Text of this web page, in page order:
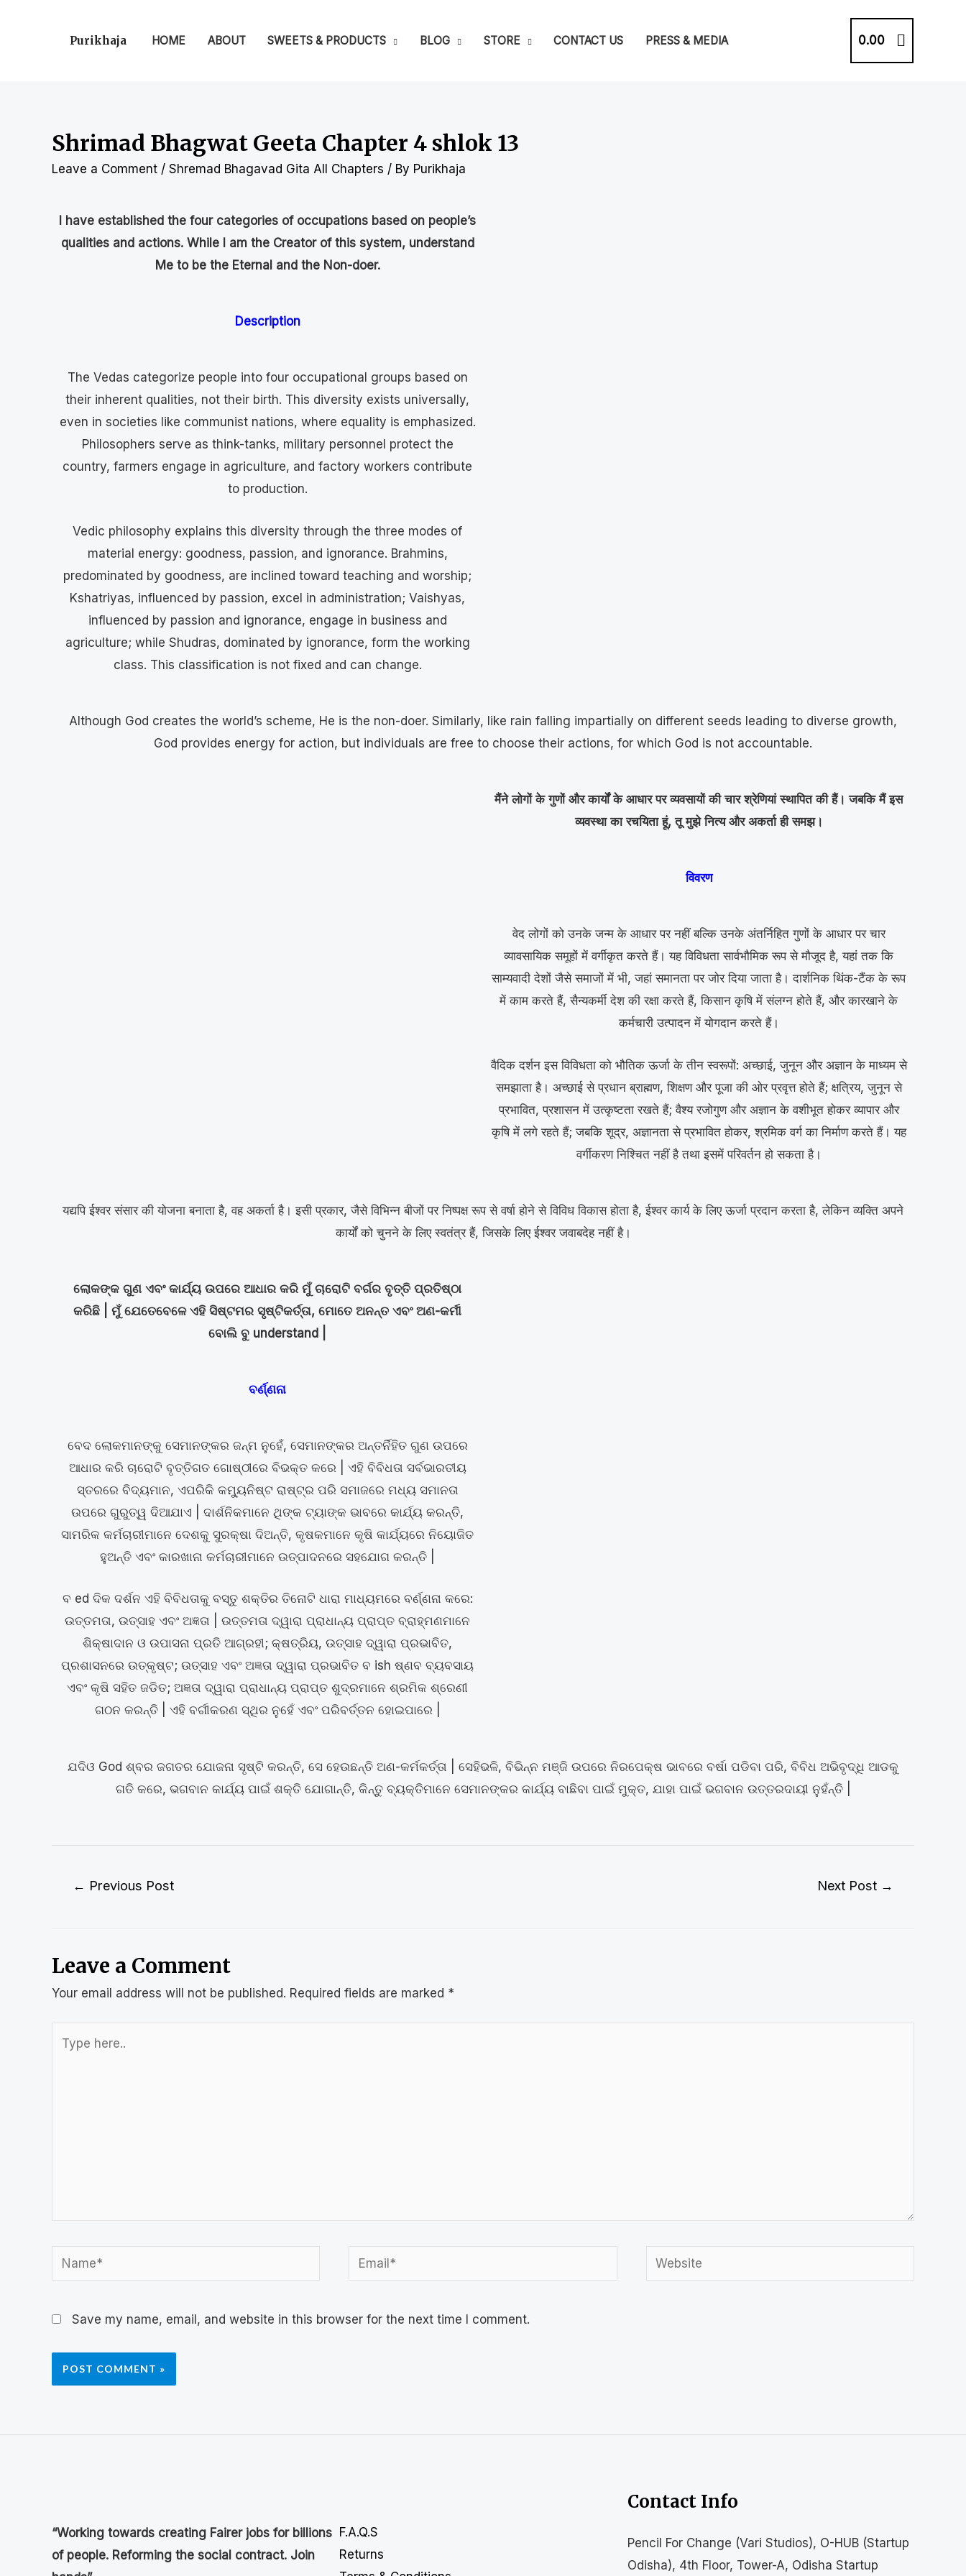
Purikhaja HOME ABOUT SWEETS & PRODUCTS BLOG STORE CONTACT US PRESS & MEDIA 0.00
Shrimad Bhagwat Geeta Chapter 4 shlok 13
Leave a Comment / Shremad Bhagavad Gita All Chapters / By Purikhaja
I have established the four categories of occupations based on people’s
qualities and actions. While I am the Creator of this system, understand
Me to be the Eternal and the Non-doer.
Description
The Vedas categorize people into four occupational groups based on
their inherent qualities, not their birth. This diversity exists universally,
even in societies like communist nations, where equality is emphasized.
Philosophers serve as think-tanks, military personnel protect the
country, farmers engage in agriculture, and factory workers contribute
to production.
Vedic philosophy explains this diversity through the three modes of
material energy: goodness, passion, and ignorance. Brahmins,
predominated by goodness, are inclined toward teaching and worship;
Kshatriyas, influenced by passion, excel in administration; Vaishyas,
influenced by passion and ignorance, engage in business and
agriculture; while Shudras, dominated by ignorance, form the working
class. This classification is not fixed and can change.
Although God creates the world’s scheme, He is the non-doer. Similarly, like rain falling impartially on different seeds leading to diverse growth,
God provides energy for action, but individuals are free to choose their actions, for which God is not accountable.
मैंने लोगों के गुणों और कार्यों के आधार पर व्यवसायों की चार श्रेणियां स्थापित की हैं। जबकि मैं इस
व्यवस्था का रचयिता हूं, तू मुझे नित्य और अकर्ता ही समझ।
विवरण
वेद लोगों को उनके जन्म के आधार पर नहीं बल्कि उनके अंतर्निहित गुणों के आधार पर चार
व्यावसायिक समूहों में वर्गीकृत करते हैं। यह विविधता सार्वभौमिक रूप से मौजूद है, यहां तक ​​कि
साम्यवादी देशों जैसे समाजों में भी, जहां समानता पर जोर दिया जाता है। दार्शनिक थिंक-टैंक के रूप
में काम करते हैं, सैन्यकर्मी देश की रक्षा करते हैं, किसान कृषि में संलग्न होते हैं, और कारखाने के
कर्मचारी उत्पादन में योगदान करते हैं।
वैदिक दर्शन इस विविधता को भौतिक ऊर्जा के तीन स्वरूपों: अच्छाई, जुनून और अज्ञान के माध्यम से
समझाता है। अच्छाई से प्रधान ब्राह्मण, शिक्षण और पूजा की ओर प्रवृत्त होते हैं; क्षत्रिय, जुनून से
प्रभावित, प्रशासन में उत्कृष्टता रखते हैं; वैश्य रजोगुण और अज्ञान के वशीभूत होकर व्यापार और
कृषि में लगे रहते हैं; जबकि शूद्र, अज्ञानता से प्रभावित होकर, श्रमिक वर्ग का निर्माण करते हैं। यह
वर्गीकरण निश्चित नहीं है तथा इसमें परिवर्तन हो सकता है।
यद्यपि ईश्वर संसार की योजना बनाता है, वह अकर्ता है। इसी प्रकार, जैसे विभिन्न बीजों पर निष्पक्ष रूप से वर्षा होने से विविध विकास होता है, ईश्वर कार्य के लिए ऊर्जा प्रदान करता है, लेकिन व्यक्ति अपने
कार्यों को चुनने के लिए स्वतंत्र हैं, जिसके लिए ईश्वर जवाबदेह नहीं है।
ଲୋକଙ୍କ ଗୁଣ ଏବଂ କାର୍ଯ୍ୟ ଉପରେ ଆଧାର କରି ମୁଁ ଚାରୋଟି ବର୍ଗର ବୃତ୍ତି ପ୍ରତିଷ୍ଠା
କରିଛି | ମୁଁ ଯେତେବେଳେ ଏହି ସିଷ୍ଟମର ସୃଷ୍ଟିକର୍ତ୍ତା, ମୋତେ ଅନନ୍ତ ଏବଂ ଅଣ-କର୍ମୀ
ବୋଲି ବୁ understand |
ବର୍ଣ୍ଣନା
ବେଦ ଲୋକମାନଙ୍କୁ ସେମାନଙ୍କର ଜନ୍ମ ନୁହେଁ, ସେମାନଙ୍କର ଅନ୍ତର୍ନିହିତ ଗୁଣ ଉପରେ
ଆଧାର କରି ଚାରୋଟି ବୃତ୍ତିଗତ ଗୋଷ୍ଠୀରେ ବିଭକ୍ତ କରେ | ଏହି ବିବିଧତା ସର୍ବଭାରତୀୟ
ସ୍ତରରେ ବିଦ୍ୟମାନ, ଏପରିକି କମ୍ୟୁନିଷ୍ଟ ରାଷ୍ଟ୍ର ପରି ସମାଜରେ ମଧ୍ୟ ସମାନତା
ଉପରେ ଗୁରୁତ୍ୱ ଦିଆଯାଏ | ଦାର୍ଶନିକମାନେ ଥିଙ୍କ ଟ୍ୟାଙ୍କ ଭାବରେ କାର୍ଯ୍ୟ କରନ୍ତି,
ସାମରିକ କର୍ମଚାରୀମାନେ ଦେଶକୁ ସୁରକ୍ଷା ଦିଅନ୍ତି, କୃଷକମାନେ କୃଷି କାର୍ଯ୍ୟରେ ନିୟୋଜିତ
ହୁଅନ୍ତି ଏବଂ କାରଖାନା କର୍ମଚାରୀମାନେ ଉତ୍ପାଦନରେ ସହଯୋଗ କରନ୍ତି |
ବ ed ଦିକ ଦର୍ଶନ ଏହି ବିବିଧତାକୁ ବସ୍ତୁ ଶକ୍ତିର ତିନୋଟି ଧାରା ମାଧ୍ୟମରେ ବର୍ଣ୍ଣନା କରେ:
ଉତ୍ତମତା, ଉତ୍ସାହ ଏବଂ ଅଜ୍ଞତା | ଉତ୍ତମତା ଦ୍ୱାରା ପ୍ରାଧାନ୍ୟ ପ୍ରାପ୍ତ ବ୍ରାହ୍ମଣମାନେ
ଶିକ୍ଷାଦାନ ଓ ଉପାସନା ପ୍ରତି ଆଗ୍ରହୀ; କ୍ଷତ୍ରିୟ, ଉତ୍ସାହ ଦ୍ୱାରା ପ୍ରଭାବିତ,
ପ୍ରଶାସନରେ ଉତ୍କୃଷ୍ଟ; ଉତ୍ସାହ ଏବଂ ଅଜ୍ଞତା ଦ୍ୱାରା ପ୍ରଭାବିତ ବ ish ଷ୍ଣବ ବ୍ୟବସାୟ
ଏବଂ କୃଷି ସହିତ ଜଡିତ; ଅଜ୍ଞତା ଦ୍ୱାରା ପ୍ରାଧାନ୍ୟ ପ୍ରାପ୍ତ ଶୁଦ୍ରମାନେ ଶ୍ରମିକ ଶ୍ରେଣୀ
ଗଠନ କରନ୍ତି | ଏହି ବର୍ଗୀକରଣ ସ୍ଥିର ନୁହେଁ ଏବଂ ପରିବର୍ତ୍ତନ ହୋଇପାରେ |
ଯଦିଓ God ଶ୍ବର ଜଗତର ଯୋଜନା ସୃଷ୍ଟି କରନ୍ତି, ସେ ହେଉଛନ୍ତି ଅଣ-କର୍ମକର୍ତ୍ତା | ସେହିଭଳି, ବିଭିନ୍ନ ମଞ୍ଜି ଉପରେ ନିରପେକ୍ଷ ଭାବରେ ବର୍ଷା ପଡିବା ପରି, ବିବିଧ ଅଭିବୃଦ୍ଧି ଆଡକୁ
ଗତି କରେ, ଭଗବାନ କାର୍ଯ୍ୟ ପାଇଁ ଶକ୍ତି ଯୋଗାନ୍ତି, କିନ୍ତୁ ବ୍ୟକ୍ତିମାନେ ସେମାନଙ୍କର କାର୍ଯ୍ୟ ବାଛିବା ପାଇଁ ମୁକ୍ତ, ଯାହା ପାଇଁ ଭଗବାନ ଉତ୍ତରଦାୟୀ ନୁହଁନ୍ତି |
← Previous Post Next Post →
Leave a Comment
Your email address will not be published. Required fields are marked *
Save my name, email, and website in this browser for the next time I comment.
“Working towards creating Fairer jobs for billions
of people. Reforming the social contract. Join
F.A.Q.S
Returns
Contact Info
Pencil For Change (Vari Studios), O-HUB (Startup
Odisha), 4th Floor, Tower-A, Odisha Startup